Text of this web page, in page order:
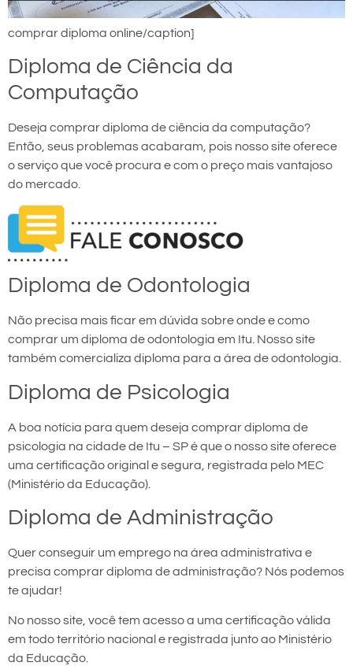
comprar diploma online/caption]
Diploma de Ciência da
Computação
Deseja comprar diploma de ciência da computação?
Então, seus problemas acabaram, pois nosso site oferece
o serviço que você procura e com o preço mais vantajoso
do mercado.
Diploma de Odontologia
Não precisa mais ficar em dúvida sobre onde e como
comprar um diploma de odontologia em Itu. Nosso site
também comercializa diploma para a área de odontologia.
Diploma de Psicologia
A boa notícia para quem deseja comprar diploma de
psicologia na cidade de Itu – SP é que o nosso site oferece
uma certificação original e segura, registrada pelo MEC
(Ministério da Educação).
Diploma de Administração
Quer conseguir um emprego na área administrativa e
precisa comprar diploma de administração? Nós podemos
te ajudar!
No nosso site, você tem acesso a uma certificação válida
em todo território nacional e registrada junto ao Ministério
da Educação.